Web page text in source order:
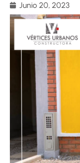
Junio 20, 2023